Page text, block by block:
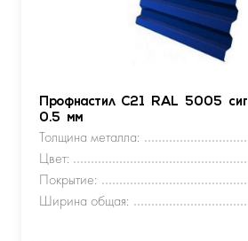
Профнастил С21 RAL 5005
0.5 мм
Толщина металла:
Цвет:
Покрытие:
Ширина общая: